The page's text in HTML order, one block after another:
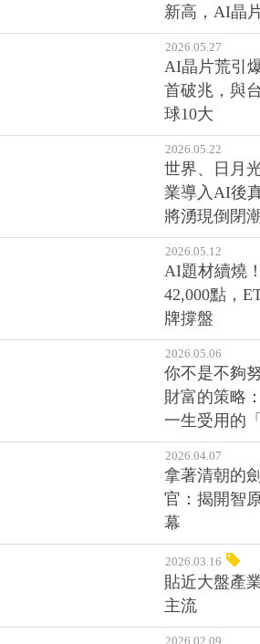
輝達怪物級
點！本尊股
怕什麼？
2026.05.28
多頭氣勢延
新高，AI晶
2026.05.27
AI晶片荒引
首破兆，與
球10大
2026.05.22
世界、日月
業導入AI後
將湧現倒閉
AI題材續燒
42,000點，
牌撐盤
你不是不夠
財富的策略
一生受用的